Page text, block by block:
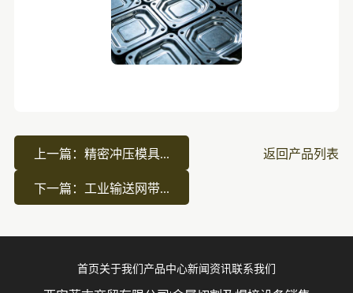
上一篇：精密冲压模具... 返回产品列表
下一篇：工业输送网带...
首页 关于我们 产品中心新闻资讯联系我们